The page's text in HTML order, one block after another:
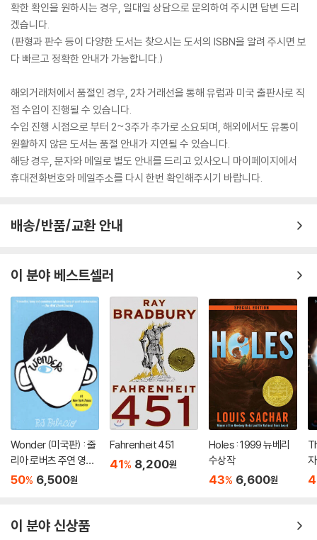
확한 확인을 원하시는 경우, 일대일 상담으로 문의하여 주시면 답변 드리
겠습니다.
(판형과 판수 등이 다양한 도서는 찾으시는 도서의 ISBN을 알려 주시면 보
다 빠르고 정확한 안내가 가능합니다.)
해외거래처에서 품절인 경우, 2차 거래선을 통해 유럽과 미국 출판사로 직
접 수입이 진행될 수 있습니다.
수입 진행 시점으로 부터 2~3주가 추가로 소요되며, 해외에서도 유통이
원활하지 않은 도서는 품절 안내가 지연될 수 있습니다.
해당 경우, 문자와 메일로 별도 안내를 드리고 있사오니 마이페이지에서
휴대전화번호와 메일주소를 다시 한번 확인해주시기 바랍니다.
배송/반품/교환 안내
이 분야 베스트셀러
Wonder (미국판) : 줄
리아 로버츠 주연 영화
'원더' 원작 소설
50% 6,500원
Fahrenheit 451
41% 8,200원
Holes : 1999 뉴베리
수상작
43% 6,600원
자
이 분야 신상품